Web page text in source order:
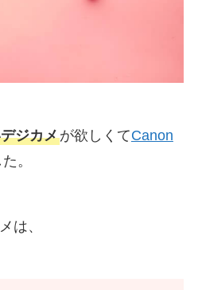
ジカメが欲しくてCanon
。
は、